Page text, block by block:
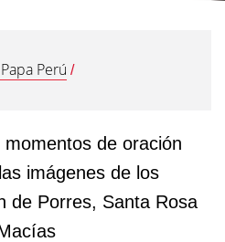
Perú /
de oración
imágenes de los
de Porres, Santa Rosa